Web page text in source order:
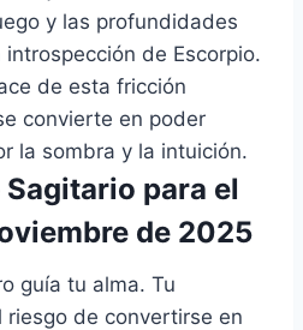
y las profundidades
de Escorpio.
de esta fricción
convierte en poder
la sombra y la intuición.
para el
de 2025
guía tu alma. Tu
riesgo de convertirse en